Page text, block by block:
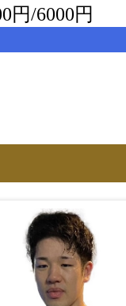
円/6000円